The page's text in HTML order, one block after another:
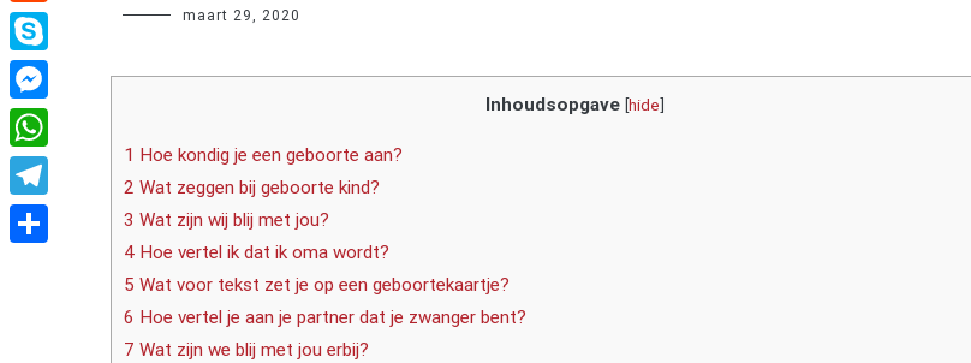
Author maart 29, 2020
Inhoudsopgave [hide]
1 Hoe kondig je een geboorte aan?
2 Wat zeggen bij geboorte kind?
3 Wat zijn wij blij met jou?
4 Hoe vertel ik dat ik oma wordt?
5 Wat voor tekst zet je op een geboortekaartje?
6 Hoe vertel je aan je partner dat je zwanger bent?
7 Wat zijn we blij met jou erbij?
Reddit
Skype
Messenger
WhatsApp
Telegram